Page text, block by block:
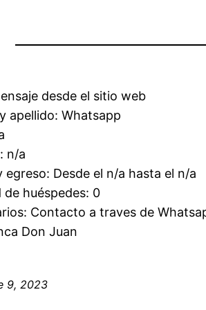
desde el sitio web
apellido: Whatsapp
n/a
egreso: Desde el n/a hasta el n/a
de huéspedes: 0
Contacto a traves de
Don Juan
9, 2023